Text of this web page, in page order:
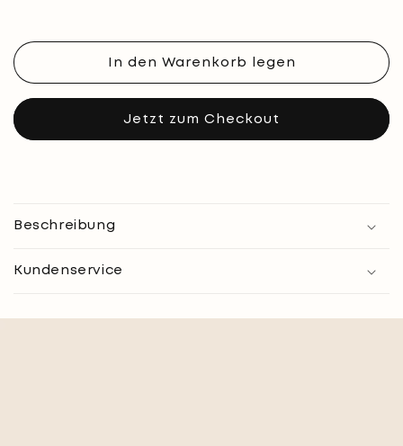
Crop-
transparent,
graphit
Crop-
Top
transparent,
graphit
In den Warenkorb legen
Jetzt zum Checkout
Beschreibung
Kundenservice